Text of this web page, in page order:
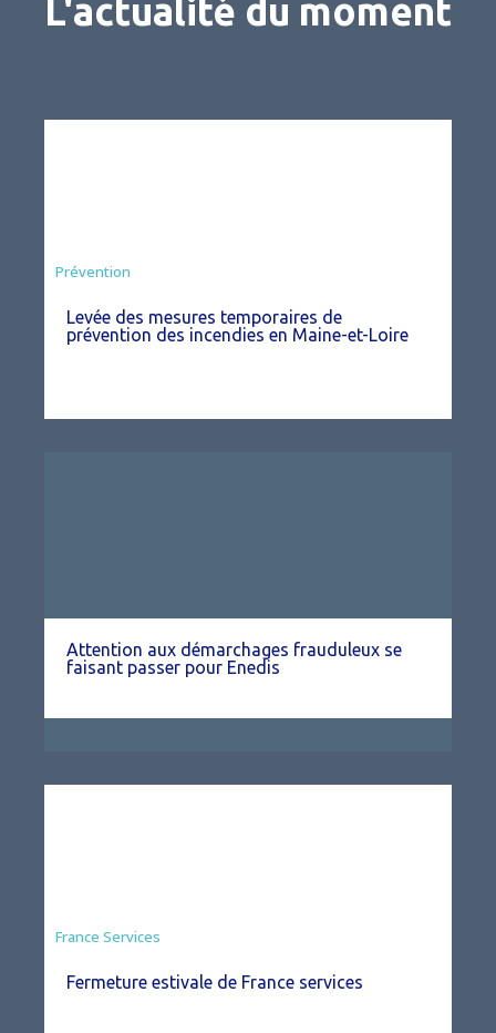
L'actualité du moment
Préfecture
Prévention
Levée des mesures temporaires de
prévention des incendies en Maine-et-Loire
Attention aux démarchages frauduleux se
faisant passer pour Enedis
France Services
Fermeture estivale de France services